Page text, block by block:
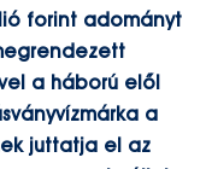
forint adományt
a háború elől
a
juttatja el az